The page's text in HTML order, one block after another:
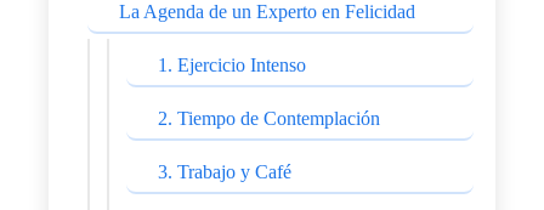
La Agenda de un Experto en Felicidad
1. Ejercicio Intenso
2. Tiempo de Contemplación
3. Trabajo y Café